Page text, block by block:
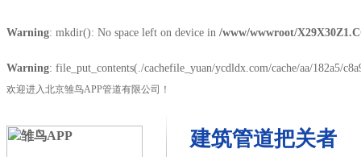
Warning: mkdir(): No space left on device in /www/wwwroot/
Warning: file_put_contents(./cachefile_yuan/ycdldx.com/cache/aa/182a5/
欢迎进入北京雏鸟APP管道有限公司！
建筑管道把关者